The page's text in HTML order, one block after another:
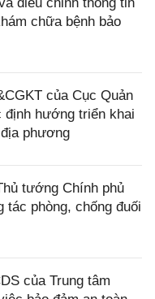
chữa bệnh bảo
của Cục Quản
hướng triển khai
phương
tướng Chính phủ
phòng, chống đuối
của Trung tâm